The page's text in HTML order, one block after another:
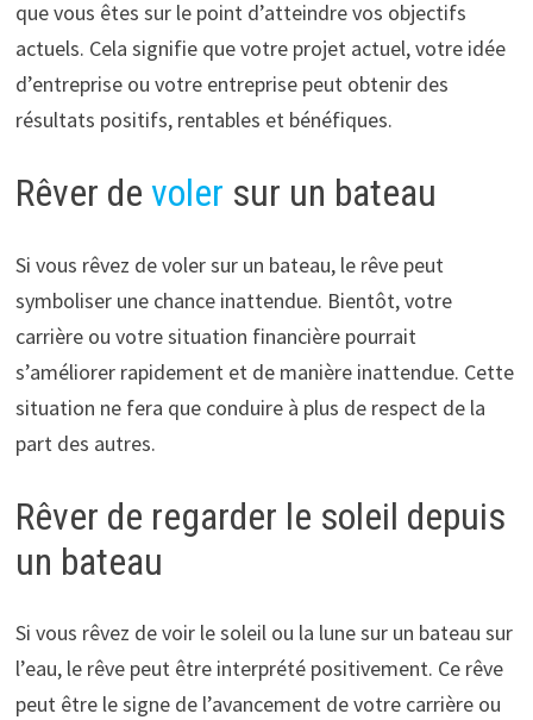
que vous êtes sur le point d’atteindre vos objectifs
actuels. Cela signifie que votre projet actuel, votre idée
d’entreprise ou votre entreprise peut obtenir des
résultats positifs, rentables et bénéfiques.
Rêver de voler sur un bateau
Si vous rêvez de voler sur un bateau, le rêve peut
symboliser une chance inattendue. Bientôt, votre
carrière ou votre situation financière pourrait
s’améliorer rapidement et de manière inattendue. Cette
situation ne fera que conduire à plus de respect de la
part des autres.
Rêver de regarder le soleil depuis
un bateau
Si vous rêvez de voir le soleil ou la lune sur un bateau sur
l’eau, le rêve peut être interprété positivement. Ce rêve
peut être le signe de l’avancement de votre carrière ou